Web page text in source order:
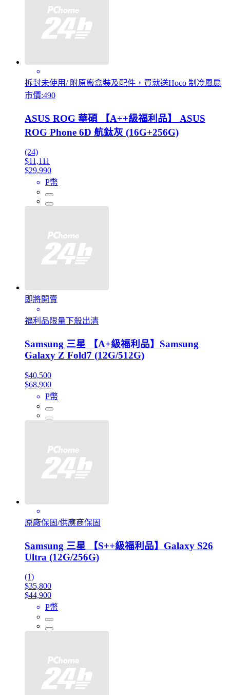
拆封未使用/ 附原廠盒裝及配件，買就送Hoco 制冷風扇
市價:490
ASUS ROG 華碩 【A++級福利品】 ASUS
ROG Phone 6D 航鈦灰 (16G+256G)
(24)
$11,111
$29,990
P幣
即將開賣
福利品限量下殺出清
Samsung 三星 【A+級福利品】Samsung
Galaxy Z Fold7 (12G/512G)
$40,500
$68,900
P幣
原廠保固/供應商保固
Samsung 三星 【S++級福利品】Galaxy S26
Ultra (12G/256G)
(1)
$35,800
$44,900
P幣